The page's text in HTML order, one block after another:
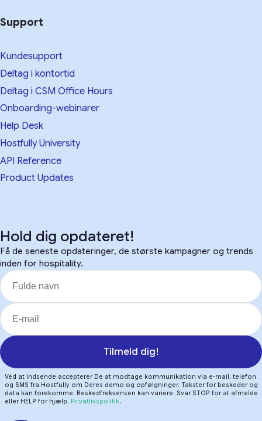
Support
Kundesupport
Deltag i kontortid
Deltag i CSM Office Hours
Onboarding-webinarer
Help Desk
Hostfully University
API Reference
Product Updates
Hold dig opdateret!
Få de seneste opdateringer, de største kampagner og trends
inden for hospitality.
Tilmeld dig!
Ved at indsende accepterer De at modtage kommunikation via e-mail, telefon
og SMS fra Hostfully om Deres demo og opfølgninger. Takster for beskeder og
data kan forekomme. Beskedfrekvensen kan variere. Svar STOP for at afmelde
eller HELP for hjælp. Privatlivspolitik.